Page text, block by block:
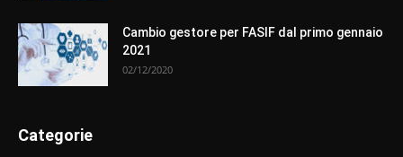
Cambio gestore per FASIF dal primo gennaio
2021
02/12/2020
Categorie